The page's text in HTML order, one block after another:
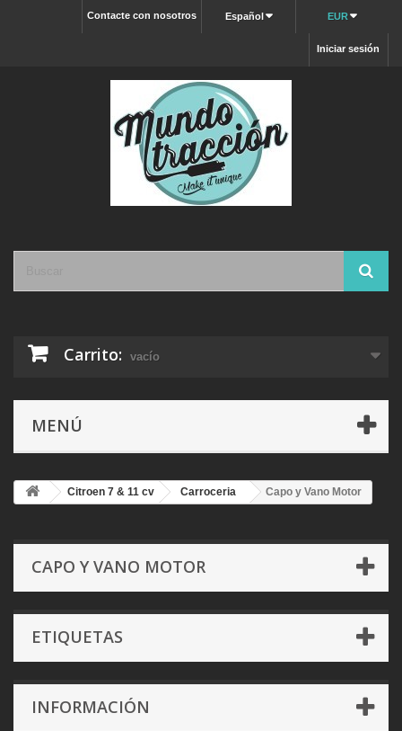
EUR
Español
Contacte con nosotros
Iniciar sesión
Carrito: vacío
MENÚ
Citroen 7 & 11 cv Carroceria Capo y Vano Motor
CAPO Y VANO MOTOR
ETIQUETAS
INFORMACIÓN